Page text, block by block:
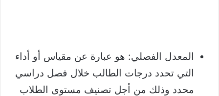
المعدل الفصلي: هو عبارة عن مقياس أو أداء
التي تحدد درجات الطالب خلال فصل دراسي
محدد وذلك من أجل تصنيف مستوى الطلاب